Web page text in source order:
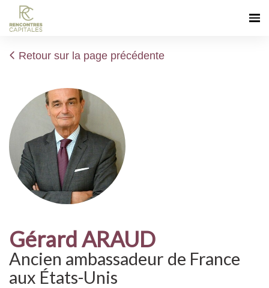
Retour sur la page précédente
Gérard ARAUD
Ancien ambassadeur de France
aux États-Unis